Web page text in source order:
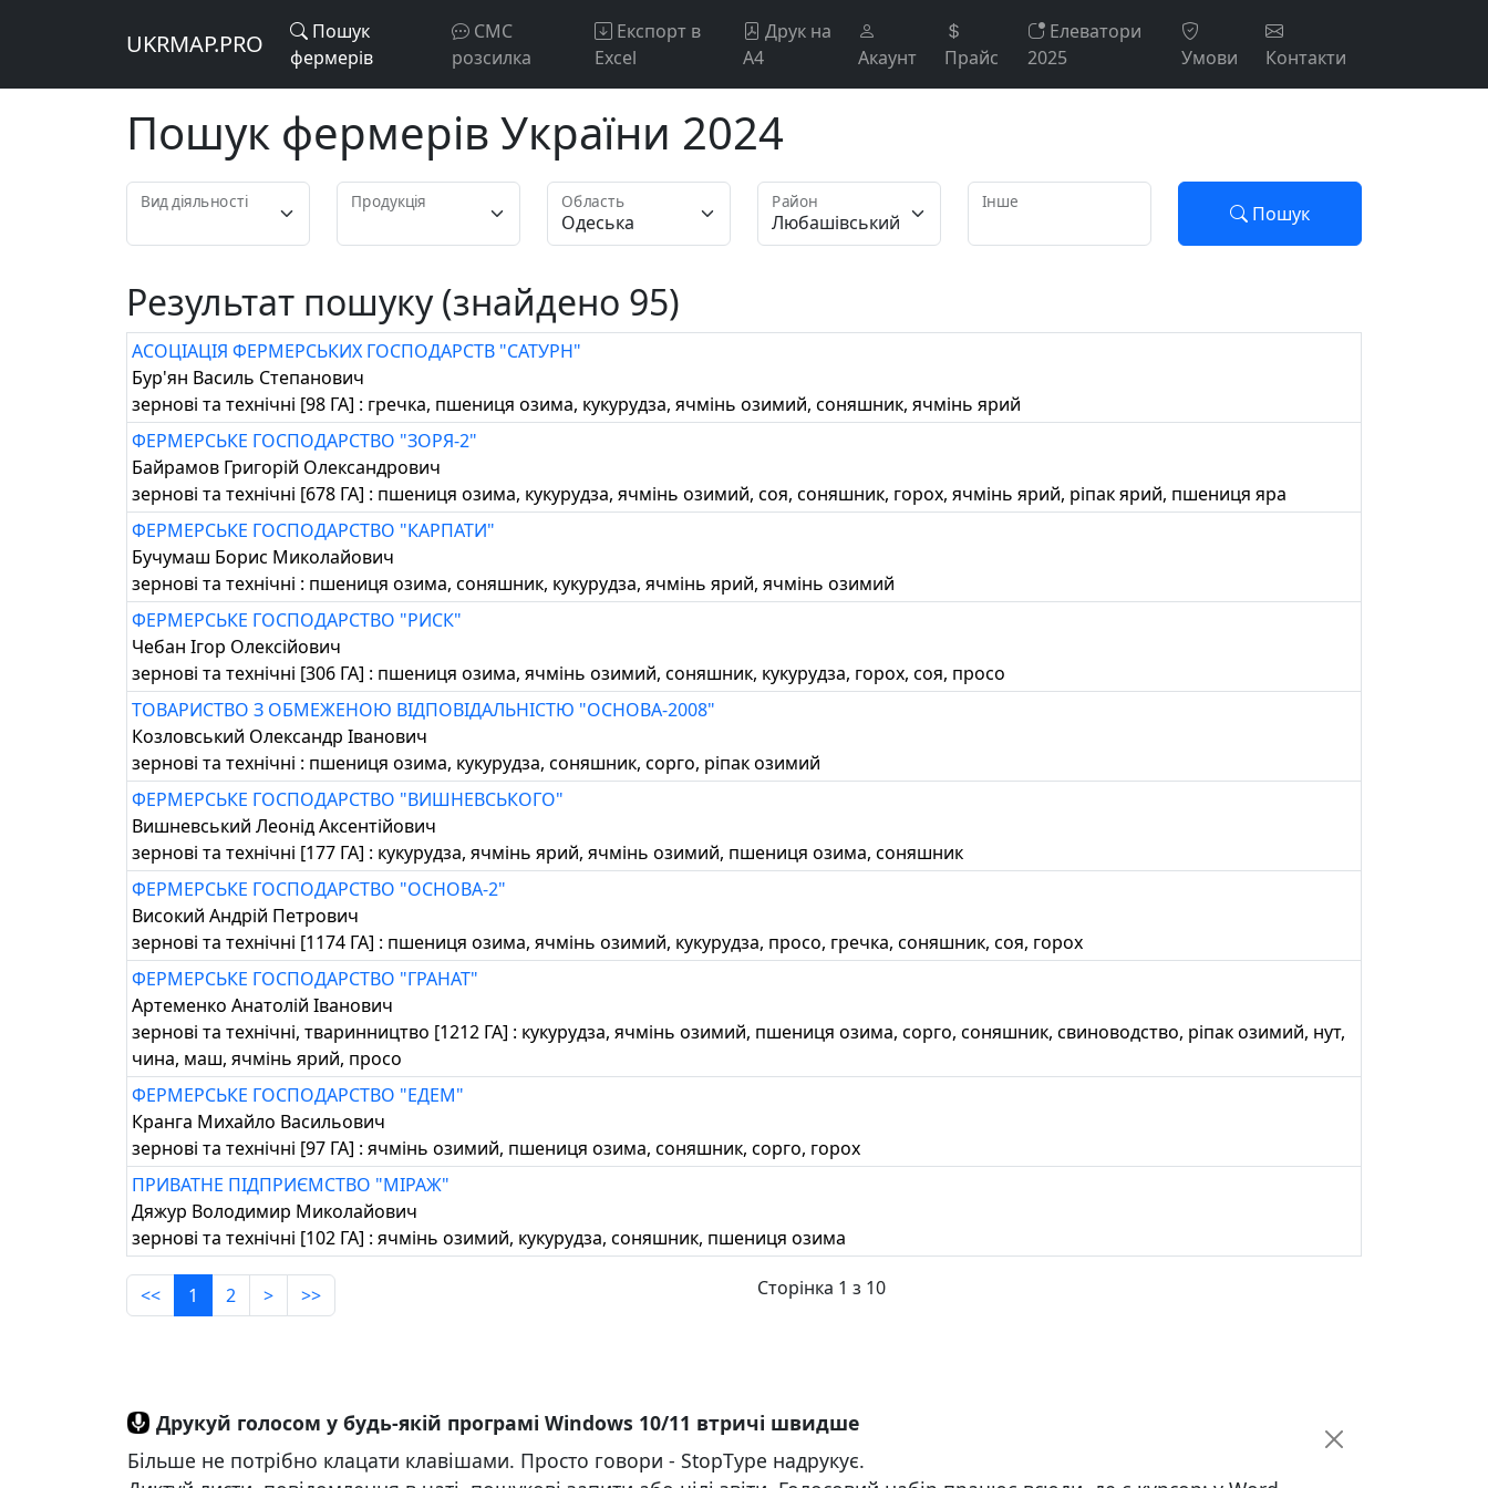
UKRMAP.PRO
Пошук
фермерів
СМС
розсилка
Експорт в
Excel
Друк на
А4
Акаунт Прайс
Елеватори
2025
Умови Контакти
Пошук фермерів України 2024
Вид діяльності Продукція Область Район Інше
Пошук
Результат пошуку (знайдено 95)
АСОЦІАЦІЯ ФЕРМЕРСЬКИХ ГОСПОДАРСТВ "САТУРН"
Бур'ян Василь Степанович
зернові та технічні [98 ГА] : гречка, пшениця озима, кукурудза, ячмінь озимий, соняшник, ячмінь ярий
ФЕРМЕРСЬКЕ ГОСПОДАРСТВО "ЗОРЯ-2"
Байрамов Григорій Олександрович
зернові та технічні [678 ГА] : пшениця озима, кукурудза, ячмінь озимий, соя, соняшник, горох, ячмінь ярий, ріпак ярий, пшениця яра
ФЕРМЕРСЬКЕ ГОСПОДАРСТВО "КАРПАТИ"
Бучумаш Борис Миколайович
зернові та технічні : пшениця озима, соняшник, кукурудза, ячмінь ярий, ячмінь озимий
ФЕРМЕРСЬКЕ ГОСПОДАРСТВО "РИСК"
Чебан Ігор Олексійович
зернові та технічні [306 ГА] : пшениця озима, ячмінь озимий, соняшник, кукурудза, горох, соя, просо
ТОВАРИСТВО З ОБМЕЖЕНОЮ ВІДПОВІДАЛЬНІСТЮ "ОСНОВА-2008"
Козловський Олександр Іванович
зернові та технічні : пшениця озима, кукурудза, соняшник, сорго, ріпак озимий
ФЕРМЕРСЬКЕ ГОСПОДАРСТВО "ВИШНЕВСЬКОГО"
Вишневський Леонід Аксентійович
зернові та технічні [177 ГА] : кукурудза, ячмінь ярий, ячмінь озимий, пшениця озима, соняшник
ФЕРМЕРСЬКЕ ГОСПОДАРСТВО "ОСНОВА-2"
Високий Андрій Петрович
зернові та технічні [1174 ГА] : пшениця озима, ячмінь озимий, кукурудза, просо, гречка, соняшник, соя, горох
ФЕРМЕРСЬКЕ ГОСПОДАРСТВО "ГРАНАТ"
Артеменко Анатолій Іванович
зернові та технічні, тваринництво [1212 ГА] : кукурудза, ячмінь озимий, пшениця озима, сорго, соняшник, свиноводство, ріпак озимий, нут,
чина, маш, ячмінь ярий, просо
ФЕРМЕРСЬКЕ ГОСПОДАРСТВО "ЕДЕМ"
Кранга Михайло Васильович
зернові та технічні [97 ГА] : ячмінь озимий, пшениця озима, соняшник, сорго, горох
ПРИВАТНЕ ПІДПРИЄМСТВО "МІРАЖ"
Дяжур Володимир Миколайович
зернові та технічні [102 ГА] : ячмінь озимий, кукурудза, соняшник, пшениця озима
<< 1 2 > >> Сторінка 1 з 10
Друкуй голосом у будь-якій програмі Windows 10/11 втричі швидше
Більше не потрібно клацати клавішами. Просто говори - StopType надрукує.